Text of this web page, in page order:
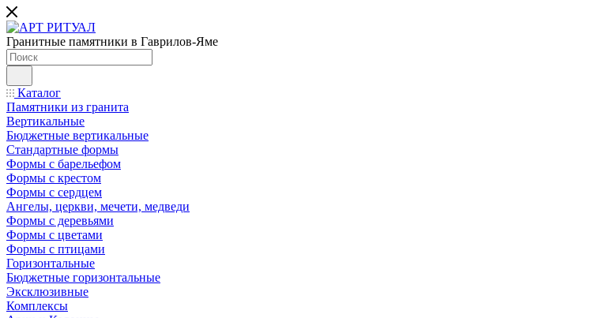
Гранитные памятники в Гаврилов-Яме
Каталог
Памятники из гранита
Вертикальные
Бюджетные вертикальные
Стандартные формы
Формы с барельефом
Формы с крестом
Формы с сердцем
Ангелы, церкви, мечети, медведи
Формы с деревьями
Формы с цветами
Формы с птицами
Горизонтальные
Бюджетные горизонтальные
Эксклюзивные
Комплексы